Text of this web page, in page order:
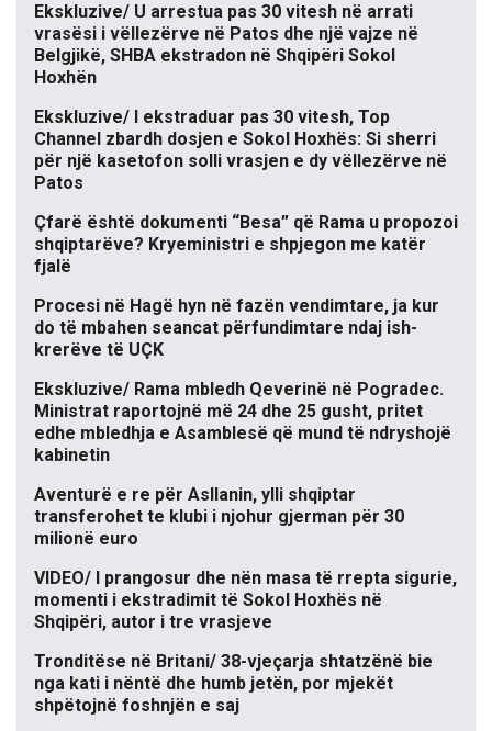
Ekskluzive/ U arrestua pas 30 vitesh në arrati
vrasësi i vëllezërve në Patos dhe një vajze në
Belgjikë, SHBA ekstradon në Shqipëri Sokol
Hoxhën
Ekskluzive/ I ekstraduar pas 30 vitesh, Top
Channel zbardh dosjen e Sokol Hoxhës: Si sherri
për një kasetofon solli vrasjen e dy vëllezërve në
Patos
Çfarë është dokumenti “Besa” që Rama u propozoi
shqiptarëve? Kryeministri e shpjegon me katër
fjalë
Procesi në Hagë hyn në fazën vendimtare, ja kur
do të mbahen seancat përfundimtare ndaj ish-
krerëve të UÇK
Ekskluzive/ Rama mbledh Qeverinë në Pogradec.
Ministrat raportojnë më 24 dhe 25 gusht, pritet
edhe mbledhja e Asamblesë që mund të ndryshojë
kabinetin
Aventurë e re për Asllanin, ylli shqiptar
transferohet te klubi i njohur gjerman për 30
milionë euro
VIDEO/ I prangosur dhe nën masa të rrepta sigurie,
momenti i ekstradimit të Sokol Hoxhës në
Shqipëri, autor i tre vrasjeve
Tronditëse në Britani/ 38-vjeçarja shtatzënë bie
nga kati i nëntë dhe humb jetën, por mjekët
shpëtojnë foshnjën e saj